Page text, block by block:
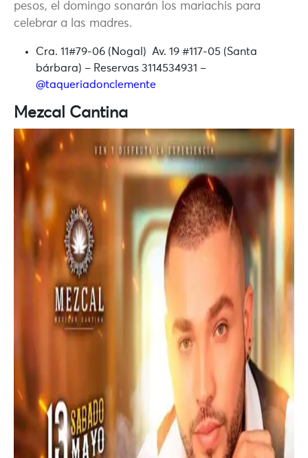
pesos, el domingo sonarán los mariachis para
celebrar a las madres.
Cra. 11#79-06 (Nogal) Av. 19 #117-05 (Santa
bárbara) – Reservas 3114534931 –
@taqueriadonclemente
Mezcal Cantina